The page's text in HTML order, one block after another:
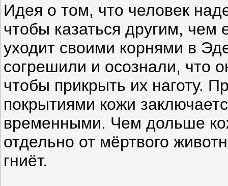
Идея о том, что человек
чтобы казаться другим, чем
уходит своими корнями в
согрешили и осознали, что
чтобы прикрыть их наготу.
покрытиями кожи
временными. Чем дольше
отдельно от мёртвого
гниёт.